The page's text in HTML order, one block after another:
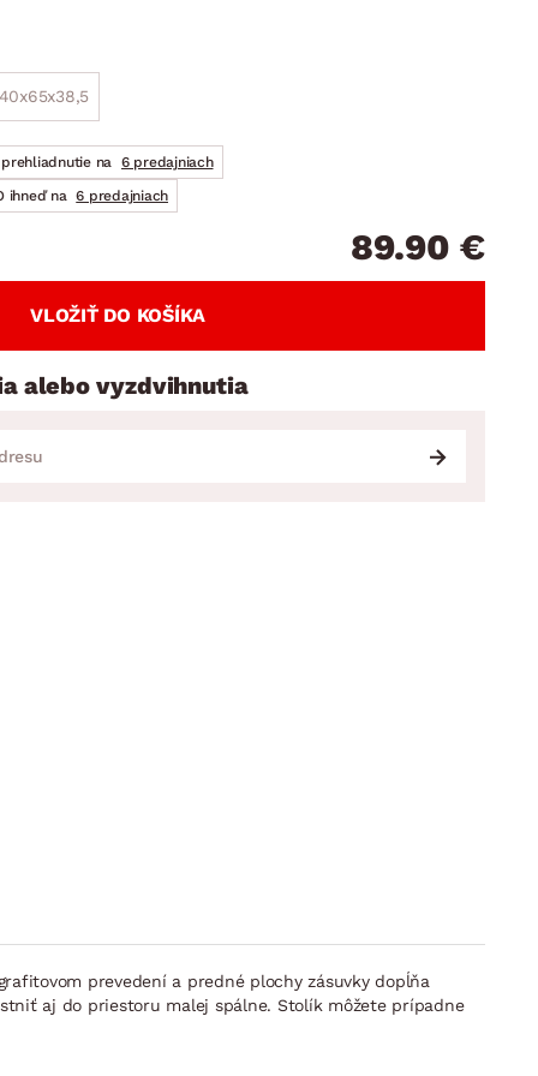
zostavy
40x65x38,5
prehliadnutie na 6 predajniach
ihneď na 6 predajniach
89.90 €
VLOŽIŤ DO KOŠÍKA
alebo vyzdvihnutia
prevedení a predné plochy zásuvky dopĺňa
aj do priestoru malej spálne. Stolík môžete prípadne